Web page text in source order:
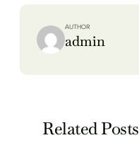
AUTHOR
admin
Related Posts